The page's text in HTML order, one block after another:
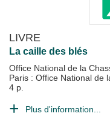
LIVRE
La caille des blés
Office National de la
Paris : Office National de
4 p.
Plus d'information...